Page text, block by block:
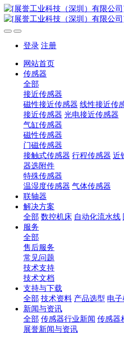
登录 注册
网站首页
传感器
全部
接近传感器
磁性接近传感器 线性接近传
接近传感器 光电接近传感器
气缸传感器
磁性传感器
门磁传感器
接触式传感器 行程传感器 近
器选附件
特殊传感器
温湿度传感器 气体传感器
联轴器
解决方案
全部 数控机床 自动化流水线
服务
全部
售后服务
常见问题
技术支持
技术文档
支持与下载
全部 技术资料 产品选型 电
新闻与资讯
全部 传感器行业新闻 传感器
展誉新闻与资讯